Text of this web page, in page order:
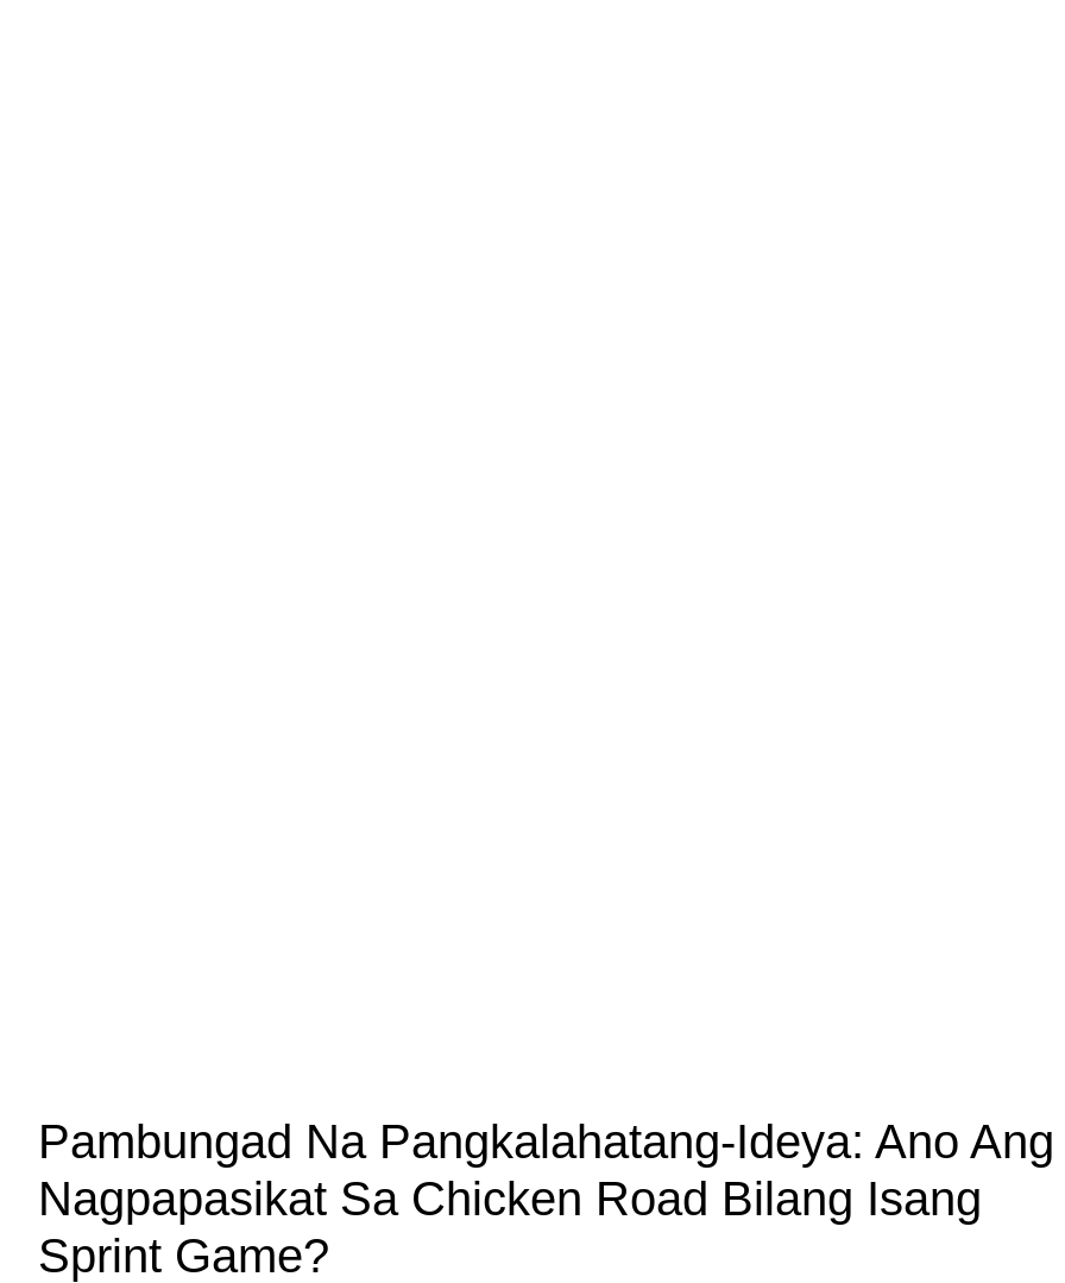
Pambungad Na Pangkalahatang-Ideya: Ano Ang
Nagpapasikat Sa Chicken Road Bilang Isang
Sprint Game?